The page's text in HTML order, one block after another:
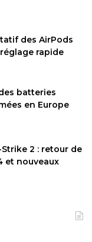
des AirPods
rapide
batteries
en Europe
2 : retour de
et nouveaux